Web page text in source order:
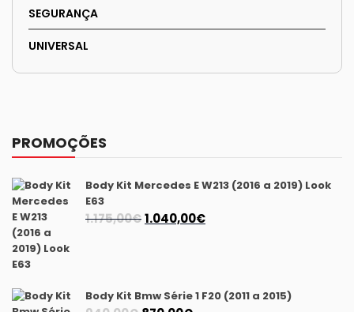
SEGURANÇA
UNIVERSAL
PROMOÇÕES
Body Kit Mercedes E W213 (2016 a 2019) Look
E63
1.175,00€O
1.175,00€.
1.040,00€O
1.040,00€.
Body Kit Bmw Série 1 F20 (2011 a 2015)